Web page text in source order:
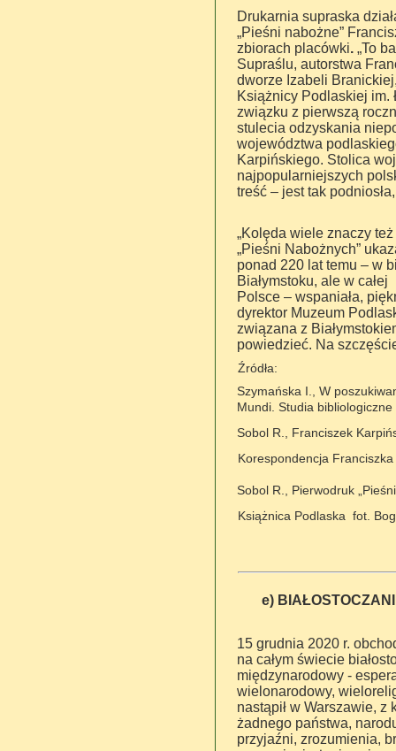
Drukarnia supraska
„Pieśni nabożne”
zbiorach placówki. „To
Supraślu, autorstwa
dworze Izabeli
Książnicy Podlaskiej im.
związku z pierwszą
stulecia odzyskania
województwa
Karpińskiego. Stolica
najpopularniejszych
treść – jest tak
„Kolęda wiele znaczy
„Pieśni Nabożnych”
ponad 220 lat temu – w
Białymstoku, ale w całej
Polsce – wspaniała,
dyrektor Muzeum
związana z
powiedzieć. Na
Źródła:
Szymańska I., W
Mundi. Studia
Sobol R., Franciszek
Korespondencja
Sobol R., Pierwodruk
Książnica Podlaska fot.
e)
15 grudnia 2020 r.
na całym świecie
międzynarodowy -
wielonarodowy,
nastąpił w Warszawie, z
żadnego państwa,
przyjaźni, zrozumienia,